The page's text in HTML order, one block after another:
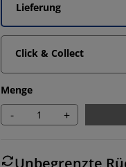
Lieferung
Click & Collect
Menge
- +
Unbegrenzte